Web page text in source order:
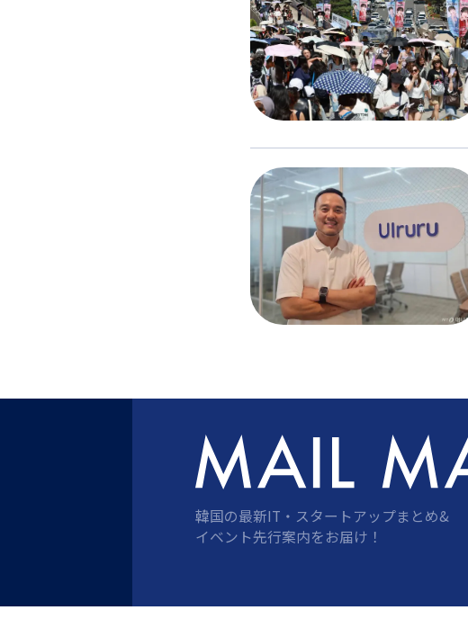
韓国の最新IT・スタートアップまとめ&
イベント先行案内をお届け！